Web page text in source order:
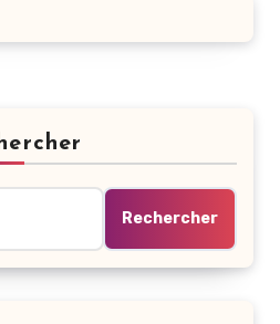
Rechercher